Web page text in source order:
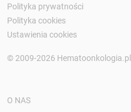
Polityka prywatności
Polityka cookies
Ustawienia cookies
© 2009-2026 Hematoonkologia.pl
O NAS